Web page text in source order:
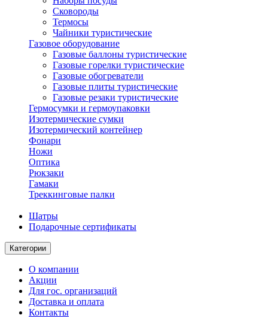
Сковороды
Термосы
Чайники туристические
Газовое оборудование
Газовые баллоны туристические
Газовые горелки туристические
Газовые обогреватели
Газовые плиты туристические
Газовые резаки туристические
Гермосумки и гермоупаковки
Изотермические сумки
Изотермический контейнер
Фонари
Ножи
Оптика
Рюкзаки
Гамаки
Треккинговые палки
Шатры
Подарочные сертификаты
Категории
О компании
Акции
Для гос. организаций
Доставка и оплата
Контакты